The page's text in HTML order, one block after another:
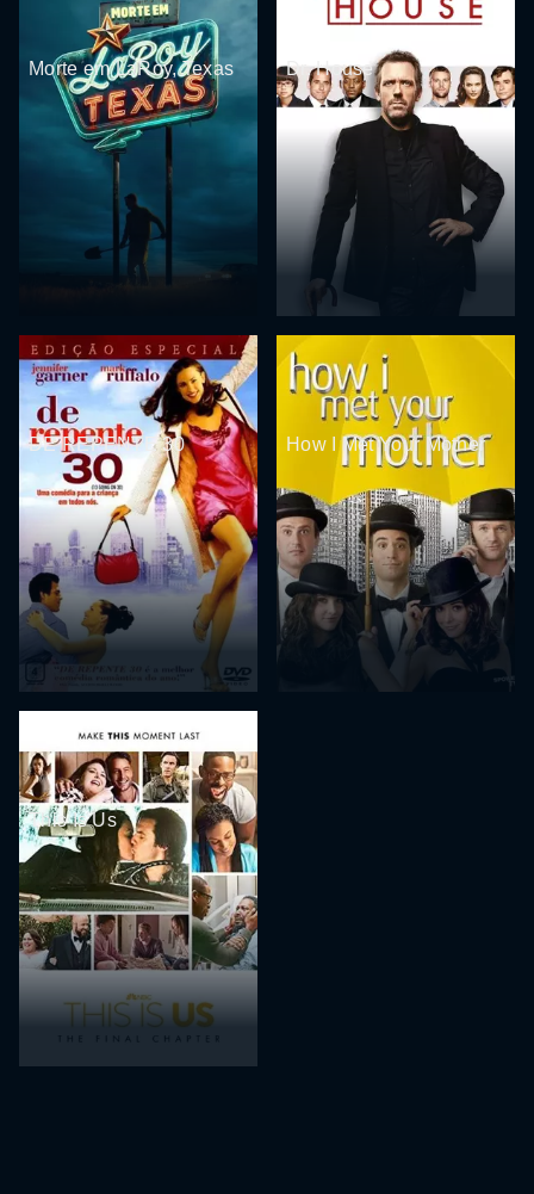
Morte em LaRoy, Texas Dr. House
DE REPENTE 30 How I Met Your Mother
This Is Us